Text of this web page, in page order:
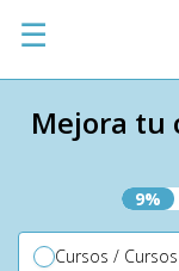
☰
Mejora tu
9%
Cursos / Cursos